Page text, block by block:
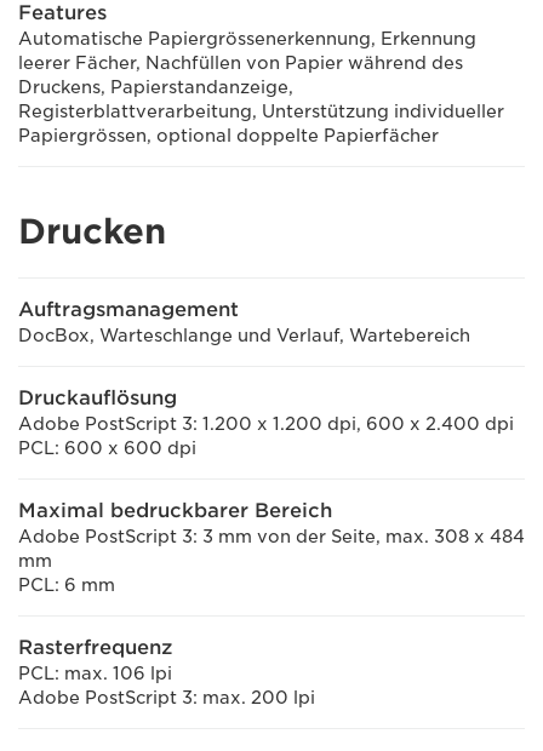
Features
Automatische Papiergrössenerkennung, Erkennung
leerer Fächer, Nachfüllen von Papier während des
Druckens, Papierstandanzeige,
Registerblattverarbeitung, Unterstützung individueller
Papiergrössen, optional doppelte Papierfächer
Drucken
Auftragsmanagement
DocBox, Warteschlange und Verlauf, Wartebereich
Druckauflösung
Adobe PostScript 3: 1.200 x 1.200 dpi, 600 x 2.400 dpi
PCL: 600 x 600 dpi
Maximal bedruckbarer Bereich
Adobe PostScript 3: 3 mm von der Seite, max. 308 x 484
mm
PCL: 6 mm
Rasterfrequenz
PCL: max. 106 lpi
Adobe PostScript 3: max. 200 lpi